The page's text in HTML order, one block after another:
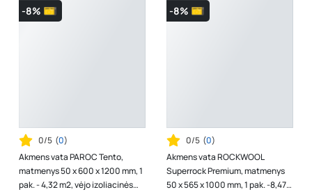
-8%
0/5 (0)
Akmens vata PAROC Tento,
matmenys 50 x 600 x 1200 mm, 1
pak. - 4,32 m2, vėjo izoliacinės
-8%
0/5 (0)
Akmens vata ROCKWOOL
Superrock Premium, matmenys
50 x 565 x 1000 mm, 1 pak. -8,475